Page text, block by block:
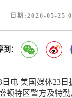
日期:2026-05-25
到：
电 美国媒体23
顿特区警方及特